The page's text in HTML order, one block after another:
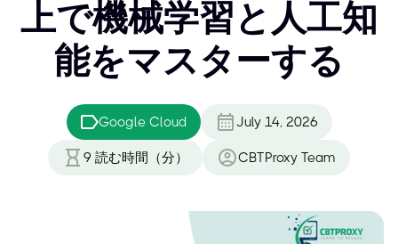
上で機械学習と人工知
能をマスターする
Google Cloud July 14, 2026
9 読む時間（分） CBTProxy Team